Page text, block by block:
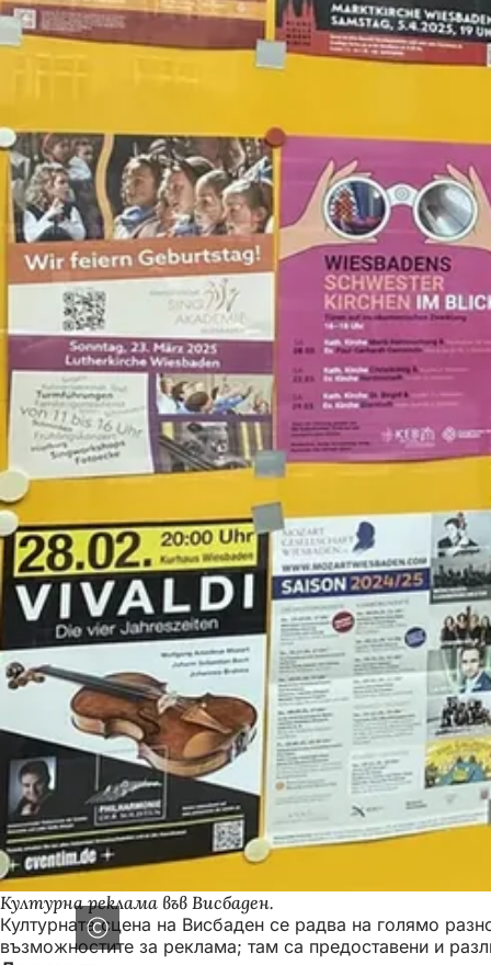
Културна реклама във Висбаден.
Културната сцена на Висбаден се радва на голямо
възможностите за реклама; там са предоставени и